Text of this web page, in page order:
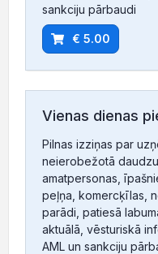
sankciju pārbaudi
€ 5.00
Vienas dienas
Pilnas izziņas par
neierobežotā
amatpersonas,
peļņa, komercķīlas,
parādi, patiesā
aktuālā, vēsturiskā
AML un sankciju